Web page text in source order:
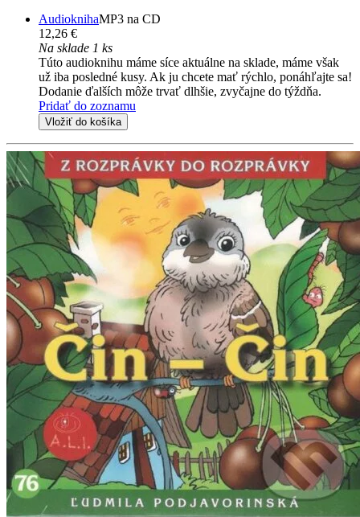
AudioknihaMP3 na CD
12,26 €
Na sklade 1 ks
Túto audioknihu máme síce aktuálne na sklade, máme však
už iba posledné kusy. Ak ju chcete mať rýchlo, ponáhľajte sa!
Dodanie ďalších môže trvať dlhšie, zvyčajne do týždňa.
Pridať do zoznamu
Vložiť do košíka